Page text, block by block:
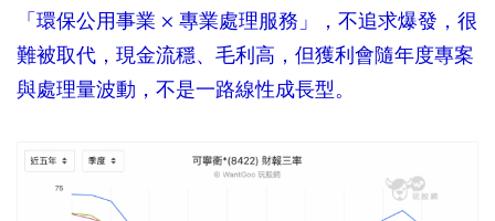
「環保公用事業 × 專業處理服務」，不追求爆發，很
難被取代，現金流穩、毛利高，但獲利會隨年度專案
與處理量波動，不是一路線性成長型。